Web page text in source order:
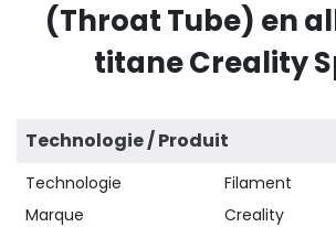
(Throat Tube) en
titane Creality
Technologie / Produit
Technologie
Filament
Marque
Creality